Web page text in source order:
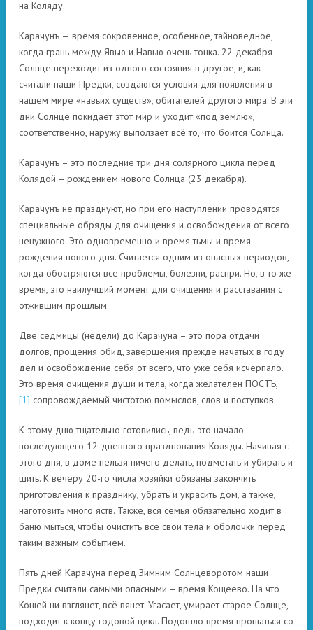
на Коляду.
Карачунъ — время сокровенное, особенное, тайноведное,
когда грань между Явью и Навью очень тонка. 22 декабря –
Солнце переходит из одного состояния в другое, и, как
считали наши Предки, создаются условия для появления в
нашем мире «навьих существ», обитателей другого мира. В эти
дни Солнце покидает этот мир и уходит «под землю»,
соответственно, наружу выползает всё то, что боится Солнца.
Карачунъ – это последние три дня солярного цикла перед
Колядой – рождением нового Солнца (23 декабря).
Карачунъ не празднуют, но при его наступлении проводятся
специальные обряды для очищения и освобождения от всего
ненужного. Это одновременно и время тьмы и время
рождения нового дня. Считается одним из опасных периодов,
когда обостряются все проблемы, болезни, распри. Но, в то же
время, это наилучший момент для очищения и расставания с
отжившим прошлым.
Две седмицы (недели) до Карачуна – это пора отдачи
долгов, прощения обид, завершения прежде начатых в году
дел и освобождение себя от всего, что уже себя исчерпало.
Это время очищения души и тела, когда желателен ПОСТЪ,
[1] сопровождаемый чистотою помыслов, слов и поступков.
К этому дню тщательно готовились, ведь это начало
последующего 12-дневного празднования Коляды. Начиная с
этого дня, в доме нельзя ничего делать, подметать и убирать и
шить. К вечеру 20-го числа хозяйки обязаны закончить
приготовления к празднику, убрать и украсить дом, а также,
наготовить много яств. Также, вся семья обязательно ходит в
баню мыться, чтобы очистить все свои тела и оболочки перед
таким важным событием.
Пять дней Карачуна перед Зимним Солнцеворотом наши
Предки считали самыми опасными – время Кощеево. На что
Кощей ни взглянет, всё вянет. Угасает, умирает старое Солнце,
подходит к концу годовой цикл. Подошло время прощаться со